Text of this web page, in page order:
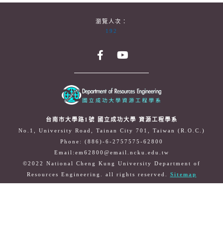
瀏覽人次：
192
台南市大學路1號 國立成功大學 資源工程學系
No.1, University Road, Tainan City 701, Taiwan (R.O.C.)
Phone: (886)-6-2757575-62800
Email:em62800@email.ncku.edu.tw
©2022 National Cheng Kung University Department of
Resources Engineering. all rights reserved. Sitemap